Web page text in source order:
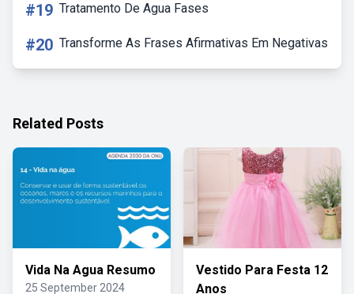
#19 Tratamento De Agua Fases
#20 Transforme As Frases Afirmativas Em Negativas
Related Posts
Vida Na Agua Resumo
25 September 2024
Vestido Para Festa 12
Anos